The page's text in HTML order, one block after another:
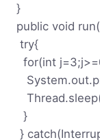
}
public void
try{
for(int
}
}